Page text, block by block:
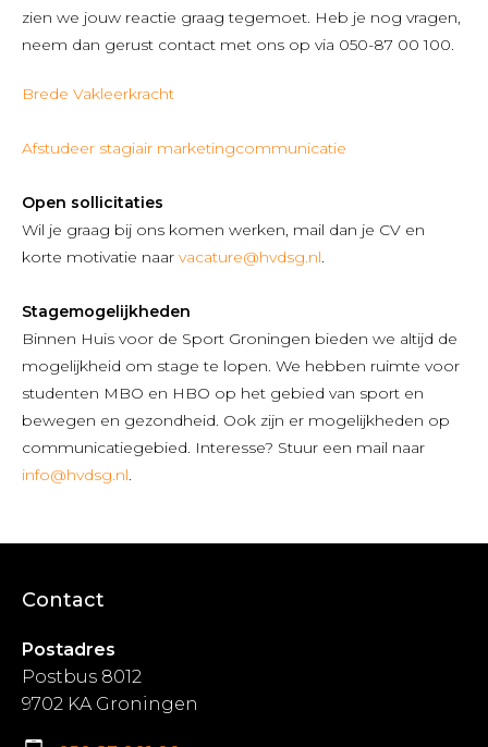
zien we jouw reactie graag tegemoet. Heb je nog vragen,
neem dan gerust contact met ons op via 050-87 00 100.
Brede Vakleerkracht
Afstudeer stagiair marketingcommunicatie
Open sollicitaties
Wil je graag bij ons komen werken, mail dan je CV en
korte motivatie naar vacature@hvdsg.nl
Stagemogelijkheden
Binnen Huis voor de Sport Groningen bieden we altijd de
mogelijkheid om stage te lopen. We hebben ruimte voor
studenten MBO en HBO op het gebied van sport en
bewegen en gezondheid. Ook zijn er mogelijkheden op
communicatiegebied. Interesse? Stuur een mail naar
info@hvdsg.nl
Contact
Postadres
Postbus 8012
9702 KA Groningen